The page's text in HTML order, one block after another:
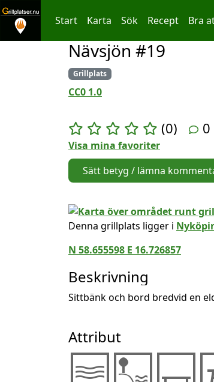
Hoppa till innehållet
Start Karta Sök Recept Bra
Nävsjön #19
Grillplats
CC0 1.0
(0) 0
Visa mina favoriter
Sätt betyg / lämna
Denna grillplats ligger i
N 58.655598 E 16.726857
Beskrivning
Sittbänk och bord bredvid en
Attribut